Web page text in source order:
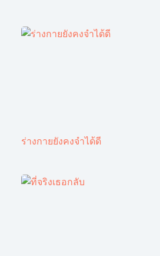
ร่างกายยังคงจำได้ดี